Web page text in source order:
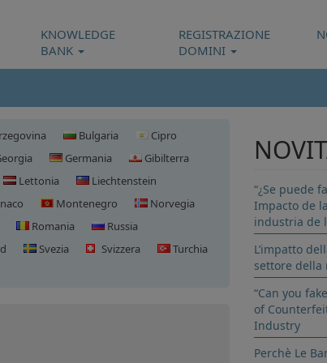
KNOWLEDGE
BANK
REGISTRAZIONE
DOMINI
Bulgaria
Cipro
Germania
Gibilterra
Lettonia
Liechtenstein
Montenegro
Norvegia
Romania
Russia
Svezia Svizzera
Turchia
“¿Se puede
Impacto de
industria de
L’impatto
settore della
“Can you
of
Industry
Perchè Le